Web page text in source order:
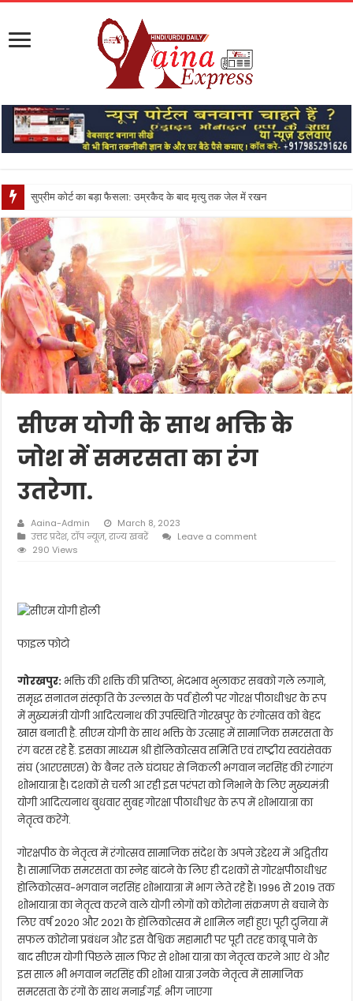
सुप्रीम कोर्ट का बड़ा फैसला: उम्रकैद के बाद मृत्यु तक जेल में रखने की सजा संविधान के अन
सीएम योगी के साथ भक्ति के
जोश में समरसता का रंग
उतरेगा.
Aaina-Admin
March 8, 2023
उत्तर प्रदेश,टॉप न्यूज़,राज्य खबरें
Leave a comment
290 Views
फाइल फोटो
गोरखपुर: भक्ति की शक्ति की प्रतिष्ठा, भेदभाव भुलाकर सबको गले लगाने,
समृद्ध सनातन संस्कृति के उल्लास के पर्व होली पर गोरक्ष पीठाधीश्वर के रूप
में मुख्यमंत्री योगी आदित्यनाथ की उपस्थिति गोरखपुर के रंगोत्सव को बेहद
खास बनाती है. सीएम योगी के साथ भक्ति के उत्साह में सामाजिक समरसता के
रंग बरस रहे हैं. इसका माध्यम श्री होलिकोत्सव समिति एवं राष्ट्रीय स्वयंसेवक
संघ (आरएसएस) के बैनर तले घंटाघर से निकली भगवान नरसिंह की रंगारंग
शोभायात्रा है। दशकों से चली आ रही इस परंपरा को निभाने के लिए मुख्यमंत्री
योगी आदित्यनाथ बुधवार सुबह गोरक्षा पीठाधीश्वर के रूप में शोभायात्रा का
नेतृत्व करेंगे.
गोरक्षपीठ के नेतृत्व में रंगोत्सव सामाजिक संदेश के अपने उद्देश्य में अद्वितीय
है। सामाजिक समरसता का स्नेह बांटने के लिए ही दशकों से गोरक्षपीठाधीश्वर
होलिकोत्सव-भगवान नरसिंह शोभायात्रा में भाग लेते रहे हैं। 1996 से 2019 तक
शोभायात्रा का नेतृत्व करने वाले योगी लोगों को कोरोना संक्रमण से बचाने के
लिए वर्ष 2020 और 2021 के होलिकोत्सव में शामिल नहीं हुए। पूरी दुनिया में
सफल कोरोना प्रबंधन और इस वैश्विक महामारी पर पूरी तरह काबू पाने के
बाद सीएम योगी पिछले साल फिर से शोभा यात्रा का नेतृत्व करने आए थे और
इस साल भी भगवान नरसिंह की शोभा यात्रा उनके नेतृत्व में सामाजिक
समरसता के रंगों के साथ मनाई गई. भीग जाएगा